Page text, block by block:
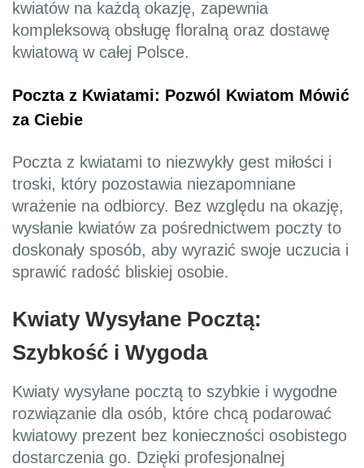
kwiatów na każdą okazję, zapewnia
kompleksową obsługę floralną oraz dostawę
kwiatową w całej Polsce.
Poczta z Kwiatami: Pozwól Kwiatom Mówić
za Ciebie
Poczta z kwiatami to niezwykły gest miłości i
troski, który pozostawia niezapomniane
wrażenie na odbiorcy. Bez względu na okazję,
wysłanie kwiatów za pośrednictwem poczty to
doskonały sposób, aby wyrazić swoje uczucia i
sprawić radość bliskiej osobie.
Kwiaty Wysyłane Pocztą:
Szybkość i Wygoda
Kwiaty wysyłane pocztą to szybkie i wygodne
rozwiązanie dla osób, które chcą podarować
kwiatowy prezent bez konieczności osobistego
dostarczenia go. Dzięki profesjonalnej